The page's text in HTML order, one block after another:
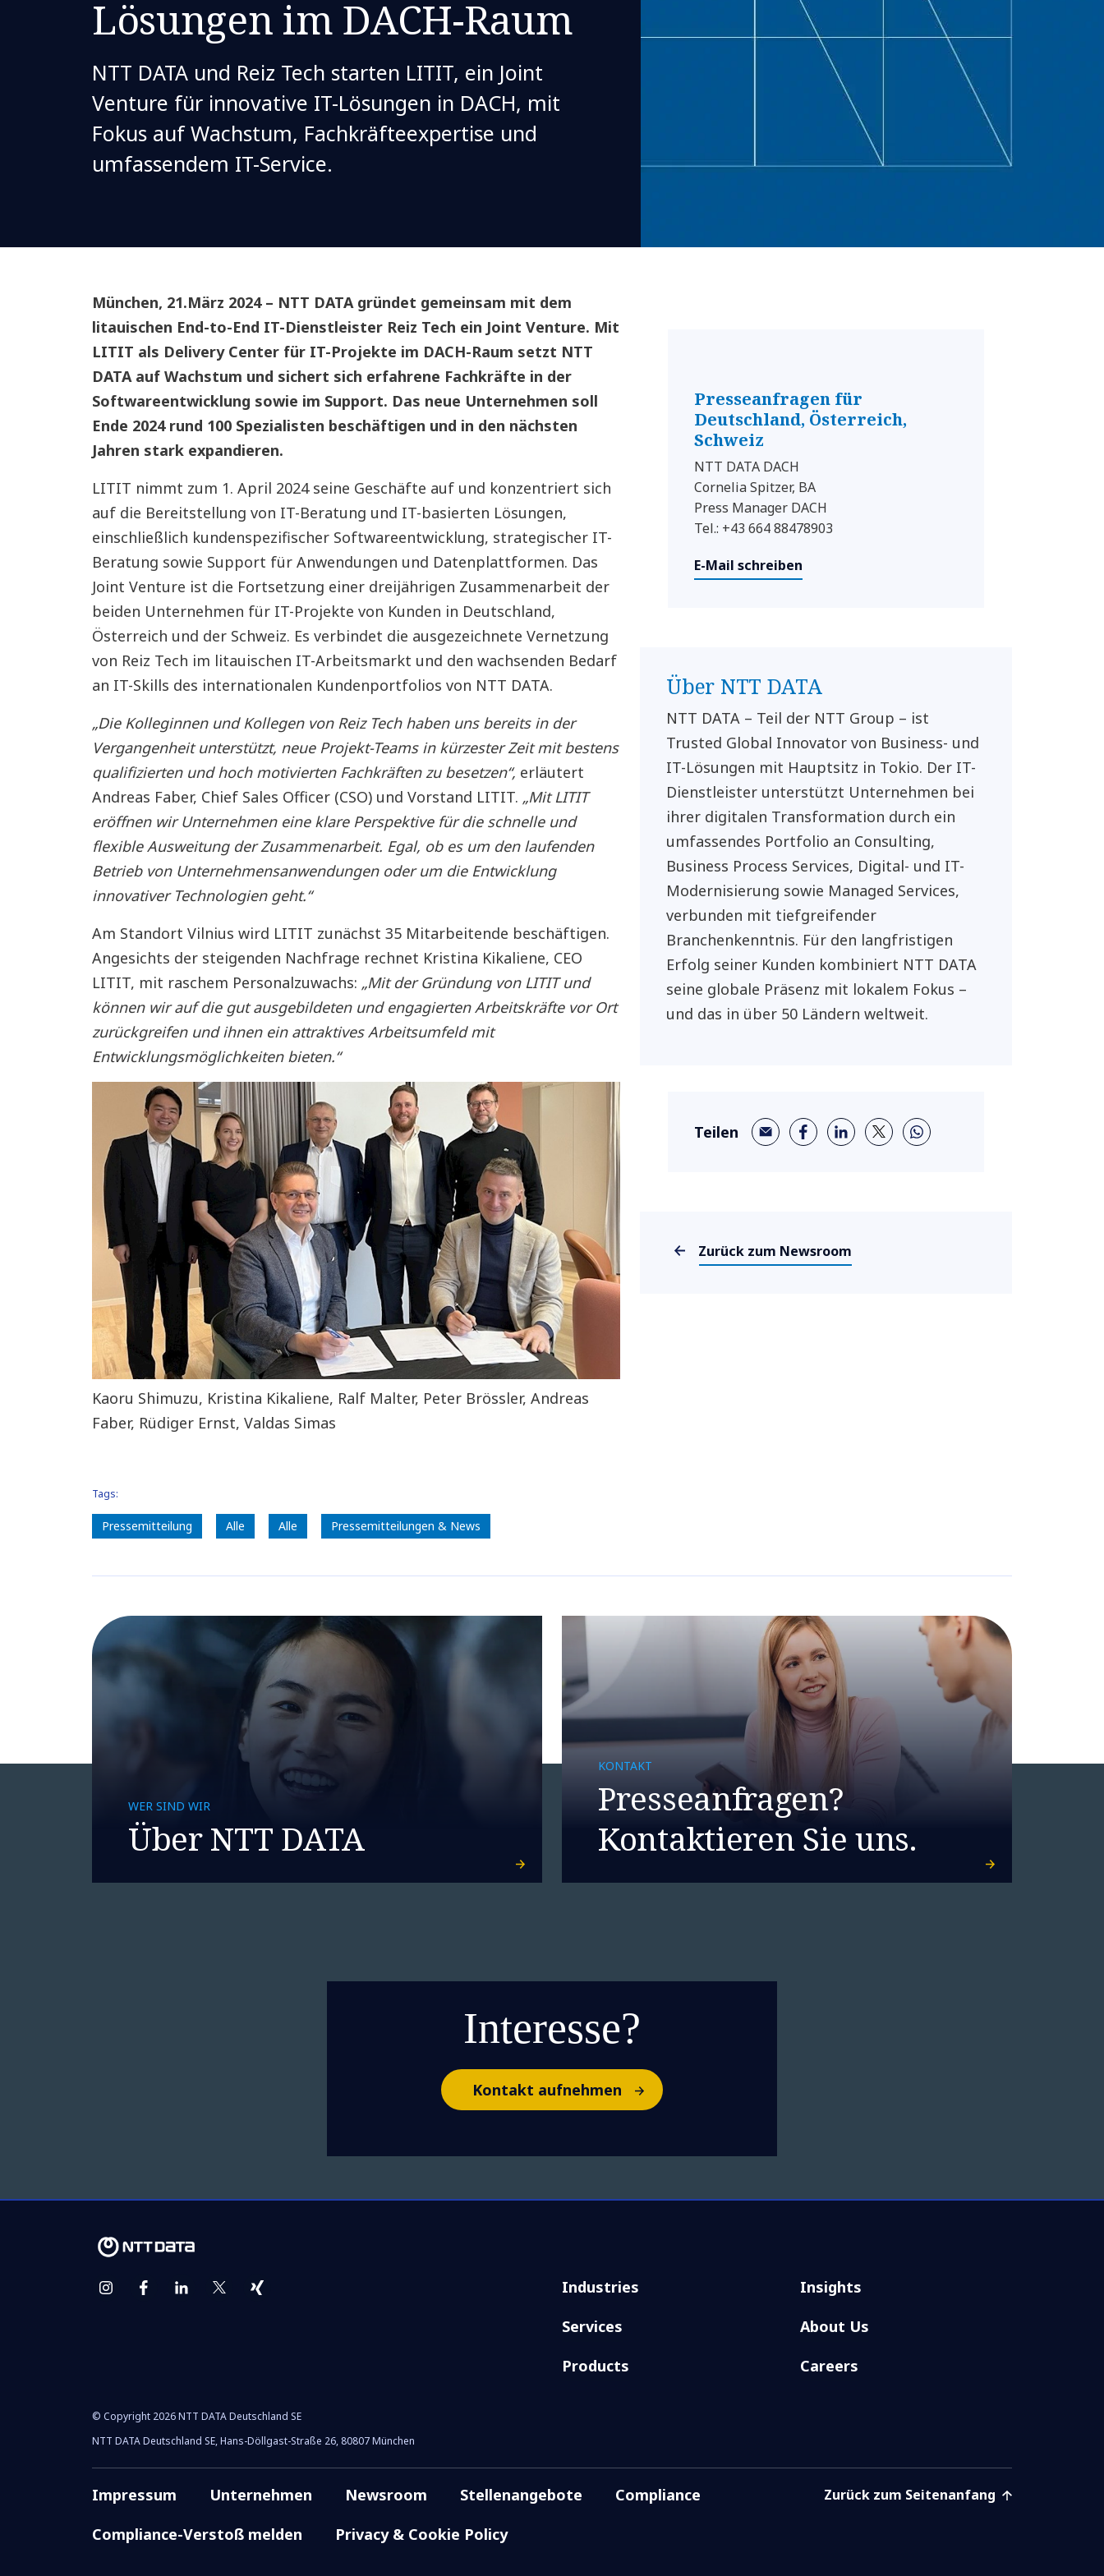
Lösungen im DACH-Raum
NTT DATA und Reiz Tech starten LITIT, ein Joint
Venture für innovative IT-Lösungen in DACH, mit
Fokus auf Wachstum, Fachkräfteexpertise und
umfassendem IT-Service.
München, 21.März 2024 – NTT DATA gründet gemeinsam mit dem
litauischen End-to-End IT-Dienstleister Reiz Tech ein Joint Venture. Mit
LITIT als Delivery Center für IT-Projekte im DACH-Raum setzt NTT
DATA auf Wachstum und sichert sich erfahrene Fachkräfte in der
Softwareentwicklung sowie im Support. Das neue Unternehmen soll
Ende 2024 rund 100 Spezialisten beschäftigen und in den nächsten
Jahren stark expandieren.
LITIT nimmt zum 1. April 2024 seine Geschäfte auf und konzentriert sich
auf die Bereitstellung von IT-Beratung und IT-basierten Lösungen,
einschließlich kundenspezifischer Softwareentwicklung, strategischer IT-
Beratung sowie Support für Anwendungen und Datenplattformen. Das
Joint Venture ist die Fortsetzung einer dreijährigen Zusammenarbeit der
beiden Unternehmen für IT-Projekte von Kunden in Deutschland,
Österreich und der Schweiz. Es verbindet die ausgezeichnete Vernetzung
von Reiz Tech im litauischen IT-Arbeitsmarkt und den wachsenden Bedarf
an IT-Skills des internationalen Kundenportfolios von NTT DATA.
„Die Kolleginnen und Kollegen von Reiz Tech haben uns bereits in der
Vergangenheit unterstützt, neue Projekt-Teams in kürzester Zeit mit bestens
qualifizierten und hoch motivierten Fachkräften zu besetzen“, erläutert
Andreas Faber, Chief Sales Officer (CSO) und Vorstand LITIT. „Mit LITIT
eröffnen wir Unternehmen eine klare Perspektive für die schnelle und
flexible Ausweitung der Zusammenarbeit. Egal, ob es um den laufenden
Betrieb von Unternehmensanwendungen oder um die Entwicklung
innovativer Technologien geht.“
Am Standort Vilnius wird LITIT zunächst 35 Mitarbeitende beschäftigen.
Angesichts der steigenden Nachfrage rechnet Kristina Kikaliene, CEO
LITIT, mit raschem Personalzuwachs: „Mit der Gründung von LITIT und
können wir auf die gut ausgebildeten und engagierten Arbeitskräfte vor Ort
zurückgreifen und ihnen ein attraktives Arbeitsumfeld mit
Entwicklungsmöglichkeiten bieten.“
Kaoru Shimuzu, Kristina Kikaliene, Ralf Malter, Peter Brössler, Andreas
Faber, Rüdiger Ernst, Valdas Simas
Tags:
Pressemitteilung Alle Alle Pressemitteilungen & News
Presseanfragen für
Deutschland, Österreich,
Schweiz
NTT DATA DACH
Cornelia Spitzer, BA
Press Manager DACH
Tel.: +43 664 88478903
E-Mail schreiben
Über NTT DATA
NTT DATA – Teil der NTT Group – ist
Trusted Global Innovator von Business- und
IT-Lösungen mit Hauptsitz in Tokio. Der IT-
Dienstleister unterstützt Unternehmen bei
ihrer digitalen Transformation durch ein
umfassendes Portfolio an Consulting,
Business Process Services, Digital- und IT-
Modernisierung sowie Managed Services,
verbunden mit tiefgreifender
Branchenkenntnis. Für den langfristigen
Erfolg seiner Kunden kombiniert NTT DATA
seine globale Präsenz mit lokalem Fokus –
und das in über 50 Ländern weltweit.
Teilen
Zurück zum Newsroom
WER SIND WIR
Über NTT DATA
KONTAKT
Presseanfragen?
Kontaktieren Sie uns.
Interesse?
Kontakt aufnehmen
Industries
Services
Products
Insights
About Us
Careers
© Copyright 2026 NTT DATA Deutschland SE
NTT DATA Deutschland SE, Hans-Döllgast-Straße 26, 80807 München
Impressum Unternehmen Newsroom Stellenangebote
Compliance
Compliance-Verstoß melden
Privacy & Cookie Policy
Zurück zum Seitenanfang